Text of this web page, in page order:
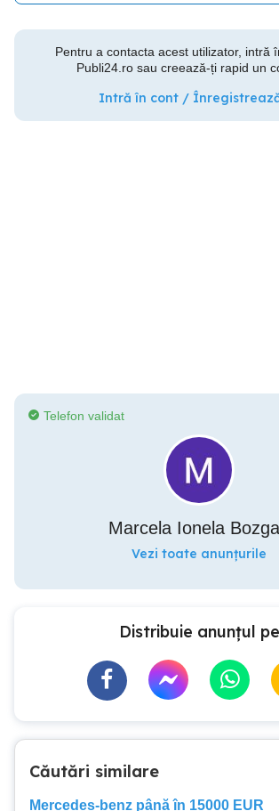
Pentru a contacta acest utilizator, intră
Publi24.ro sau creează-ți rapid un
Intră în cont /
Telefon validat
Marcela Ionela
Vezi toate anunțurile
Distribuie anunțul pe
Căutări similare
Mercedes-benz până în 15000 EUR